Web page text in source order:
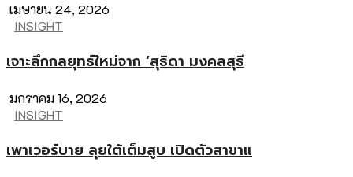
เมษายน 24, 2026
INSIGHT
เจาะลึกกลยุทธ์ใหม่จาก ‘สุธิดา มงคลสุธี
มกราคม 16, 2026
INSIGHT
เพาเวอร์บาย ลุยใต้เต็มสูบ เปิดตัวสาขาแ